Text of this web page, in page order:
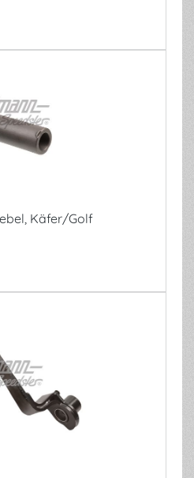
Käfer/Golf